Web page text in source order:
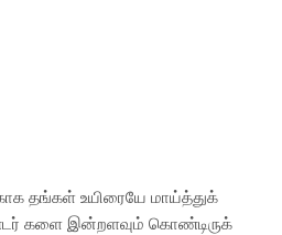
தங்கள் உயிரையே மாய்த்துக்
இன்றளவும் கொண்டிருக்